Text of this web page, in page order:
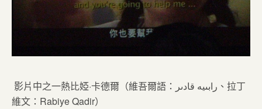
影片中之一熱比婭·卡德爾（維吾爾語：رابىيە قادىر、拉丁
維文：Rabiye Qadir）